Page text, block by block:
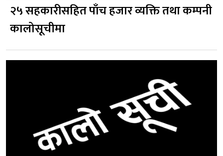
२५ सहकारीसहित पाँच हजार व्यक्ति तथा कम्पनी
कालोसूचीमा